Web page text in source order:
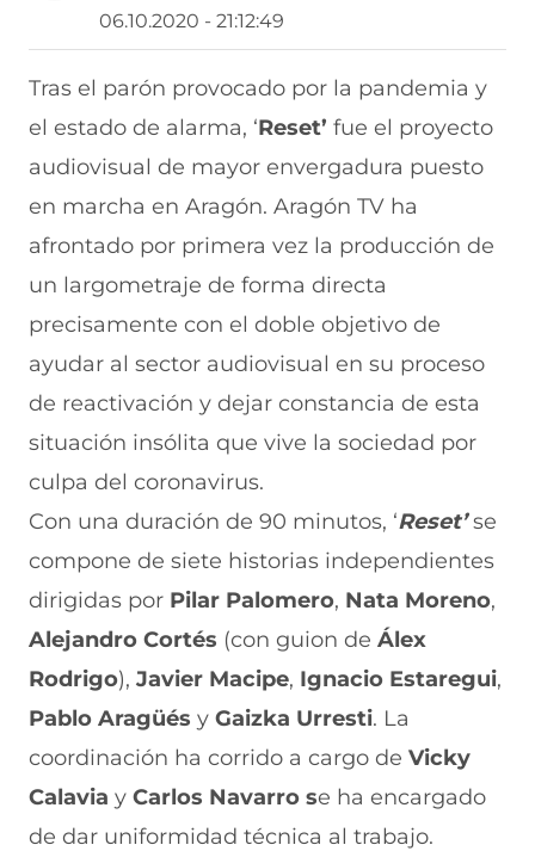
06.10.2020 - 21:12:49
r
n
a
e
b
o
(
s
e
a
r
e
e
n
u
n
n
u
e
v
a
v
n
a
n
r
o
W
a
t
A
p
(
s
e
b
e
e
n
u
a
u
e
v
a
e
n
t
a
r
r
o
X
s
e
a
b
e
e
n
u
a
u
e
v
a
e
t
a
n
a
r
r
p
o
T
l
e
g
r
m
(
s
e
b
e
e
n
u
a
u
e
v
a
e
n
t
a
r
r
o
E
a
i
(
e
a
b
r
e
n
u
n
a
n
e
a
v
e
n
a
n
a
)
Tras el parón provocado por la pandemia y
el estado de alarma, ‘Reset’ fue el proyecto
audiovisual de mayor envergadura puesto
en marcha en Aragón. Aragón TV ha
afrontado por primera vez la producción de
un largometraje de forma directa
precisamente con el doble objetivo de
ayudar al sector audiovisual en su proceso
de reactivación y dejar constancia de esta
situación insólita que vive la sociedad por
culpa del coronavirus.
Con una duración de 90 minutos, ‘Reset’se
compone de siete historias independientes
dirigidas por Pilar Palomero, Nata Moreno,
Alejandro Cortés (con guion de Álex
Rodrigo), Javier Macipe, Ignacio Estaregui,
Pablo Aragüés y Gaizka Urresti. La
coordinación ha corrido a cargo de Vicky
Calavia y Carlos Navarro se ha encargado
de dar uniformidad técnica al trabajo.